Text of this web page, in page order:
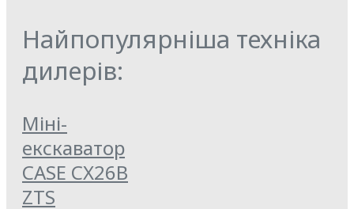
Найпопулярніша техніка
дилерів:
Міні-
екскаватор
CASE CX26B
ZTS